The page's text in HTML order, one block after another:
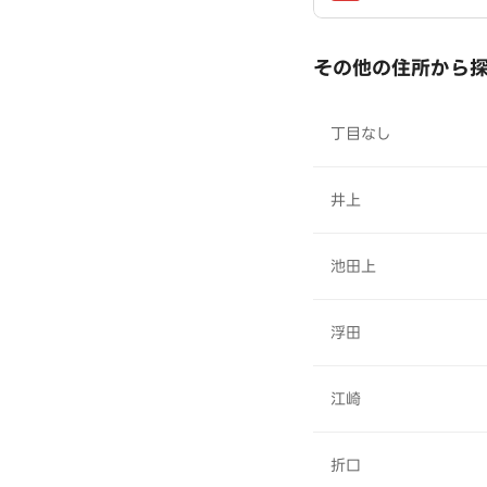
その他の住所から
丁目なし
井上
池田上
浮田
江崎
折口